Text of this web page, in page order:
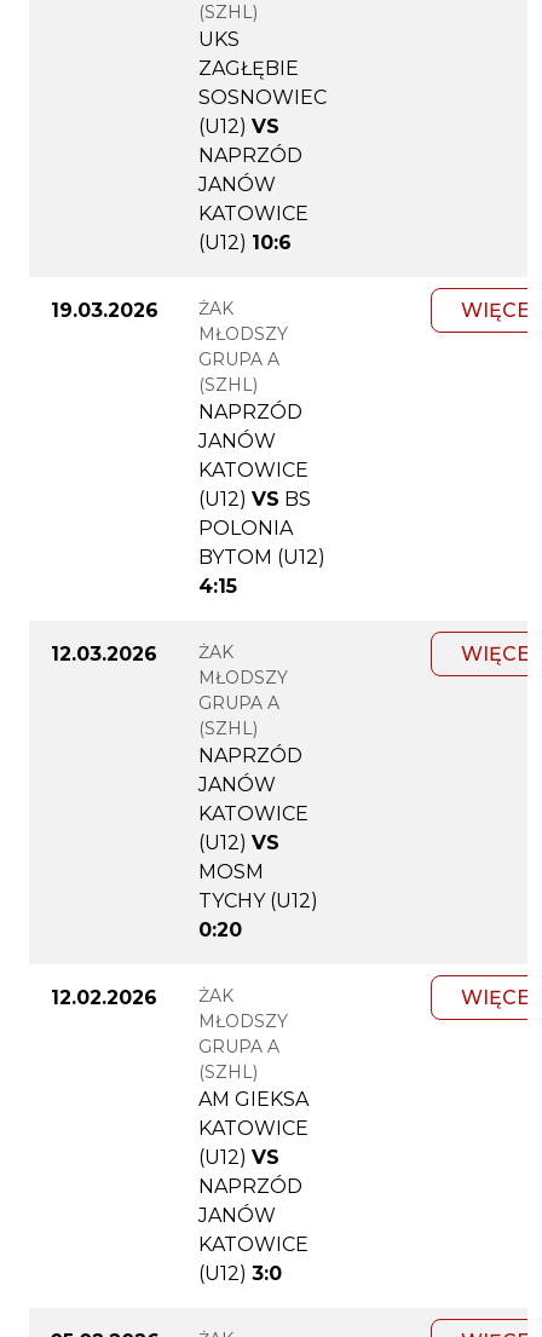
(SZHL)
UKS
ZAGŁĘBIE
SOSNOWIEC
(U12) VS
NAPRZÓD
JANÓW
KATOWICE
(U12) 10:6
19.03.2026
ŻAK
MŁODSZY
GRUPA A
(SZHL)
NAPRZÓD
JANÓW
KATOWICE
(U12) VS BS
POLONIA
BYTOM (U12)
4:15
WIĘCEJ
12.03.2026
ŻAK
MŁODSZY
GRUPA A
(SZHL)
NAPRZÓD
JANÓW
KATOWICE
(U12) VS
MOSM
TYCHY (U12)
0:20
WIĘCEJ
12.02.2026
ŻAK
MŁODSZY
GRUPA A
(SZHL)
AM GIEKSA
KATOWICE
(U12) VS
NAPRZÓD
JANÓW
KATOWICE
(U12) 3:0
WIĘCEJ